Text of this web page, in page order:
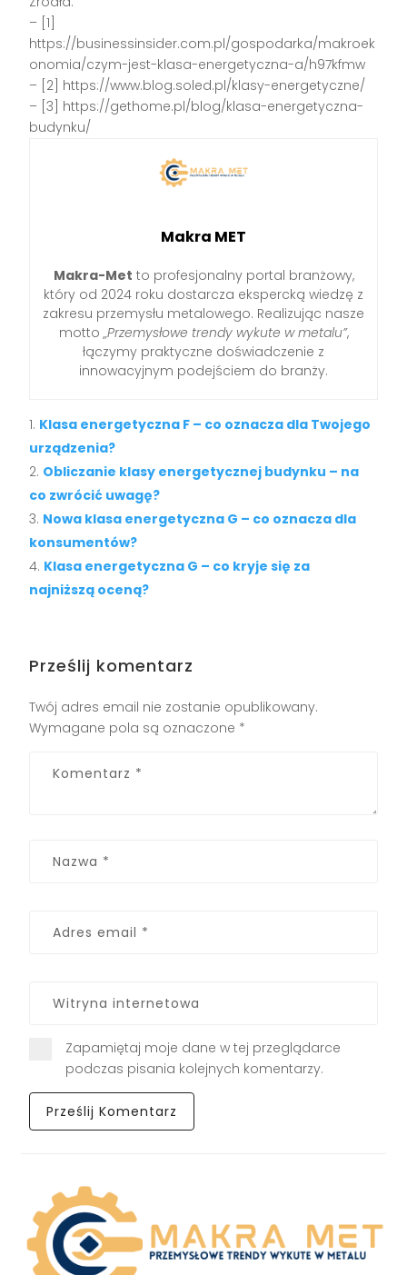
– [1]
https://businessinsider.com.pl/gospodarka/makroek
onomia/czym-jest-klasa-energetyczna-a/h97kfmw
– [2] https://www.blog.soled.pl/klasy-energetyczne/
– [3] https://gethome.pl/blog/klasa-energetyczna-
budynku/
Makra MET
Makra-Met to profesjonalny portal branżowy,
który od 2024 roku dostarcza ekspercką wiedzę z
zakresu przemysłu metalowego. Realizując nasze
motto„Przemysłowe trendy wykute w metalu”,
łączymy praktyczne doświadczenie z
innowacyjnym podejściem do branży.
Klasa energetyczna F – co oznacza dla Twojego
urządzenia?
Obliczanie klasy energetycznej budynku – na
co zwrócić uwagę?
Nowa klasa energetyczna G – co oznacza dla
konsumentów?
Klasa energetyczna G – co kryje się za
najniższą oceną?
Prześlij komentarz
Twój adres email nie zostanie opublikowany.
Wymagane pola są oznaczone *
Zapamiętaj moje dane w tej przeglądarce
podczas pisania kolejnych komentarzy.